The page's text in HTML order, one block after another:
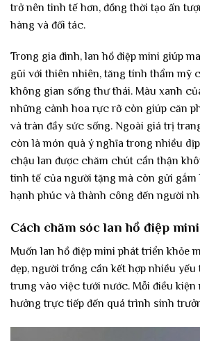
trở nên tinh tế hơn, đồng thời tạo ấn
hàng và đối tác.
Trong gia đình, lan hồ điệp mini giúp
gũi với thiên nhiên, tăng tính thẩm mỹ
không gian sống thư thái. Màu xanh
những cành hoa rực rỡ còn giúp căn
và tràn đầy sức sống. Ngoài giá trị
còn là món quà ý nghĩa trong nhiều
chậu lan được chăm chút cẩn thận
tinh tế của người tặng mà còn gửi gắm
hạnh phúc và thành công đến người
Cách chăm sóc lan hồ điệp mini
Muốn lan hồ điệp mini phát triển khỏe
đẹp, người trồng cần kết hợp nhiều
trung vào việc tưới nước. Mỗi điều kiện
hưởng trực tiếp đến quá trình sinh